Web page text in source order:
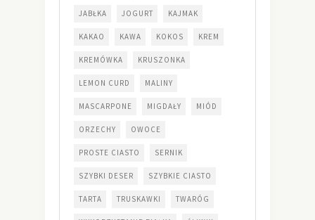
JABŁKA JOGURT KAJMAK
KAKAO KAWA KOKOS KREM
KREMÓWKA KRUSZONKA
LEMON CURD MALINY
MASCARPONE MIGDAŁY MIÓD
ORZECHY OWOCE
PROSTE CIASTO SERNIK
SZYBKI DESER SZYBKIE CIASTO
TARTA TRUSKAWKI TWARÓG